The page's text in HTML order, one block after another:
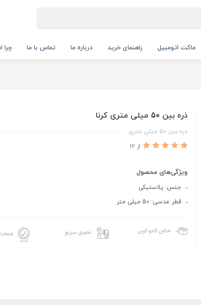
ماکت اتومبیل راهنمای خرید درباره ما تماس با ما چرا
ذره بین 50 میلی متری کرنا
ذره بین 50 میلی متری
از 12
ویژگی‌های محصول
جنس: پلاستیکی
قطر عدسی: 50 میلی متر
امکان کادو کردن تحویل سریع